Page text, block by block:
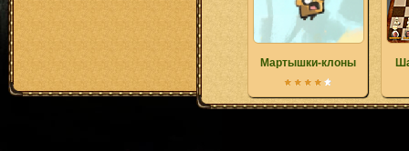
Мартышки-клоны